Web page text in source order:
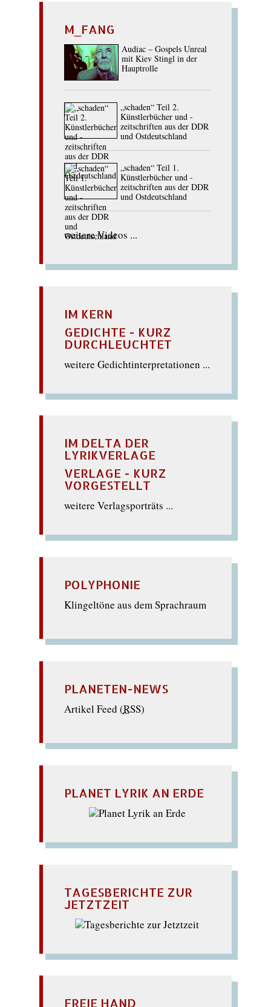
M_FANG
Audiac – Gospels Unreal
mit Kiev Stingl in der
Hauptrolle
„schaden“ Teil 2.
Künstlerbücher und -
zeitschriften aus der DDR
und Ostdeutschland
„schaden“ Teil 1.
Künstlerbücher und -
zeitschriften aus der DDR
und Ostdeutschland
weitere Videos ...
IM KERN
GEDICHTE - KURZ
DURCHLEUCHTET
weitere Gedichtinterpretationen ...
IM DELTA DER
LYRIKVERLAGE
VERLAGE - KURZ
VORGESTELLT
weitere Verlagsporträts ...
POLYPHONIE
Klingeltöne aus dem Sprachraum
PLANETEN-NEWS
Artikel Feed (RSS)
PLANET LYRIK AN ERDE
TAGESBERICHTE ZUR
JETZTZEIT
FREIE HAND